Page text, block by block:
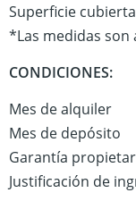
Superficie
*Las medidas son
CONDICIONES:
Mes de alquiler
Mes de depósito
Garantía
Justificación de